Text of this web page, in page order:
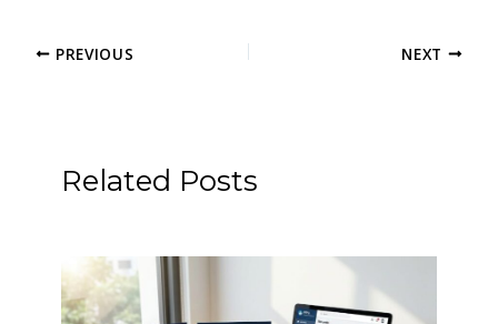
PREVIOUS NEXT
Related Posts